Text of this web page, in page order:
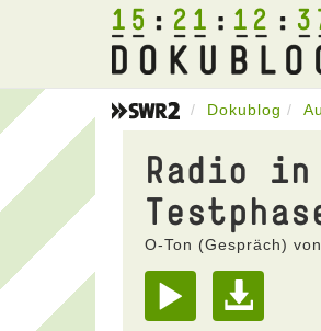
15 21 12
Dokublog
Radio
O-Ton (Gespräch)